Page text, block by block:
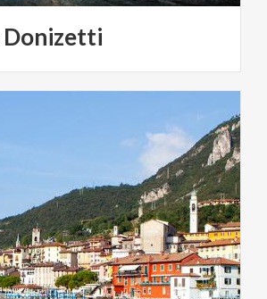
Donizetti